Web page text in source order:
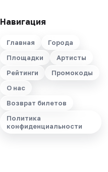
Навигация
Главная
Города
Площадки
Артисты
Рейтинги
Промокоды
О нас
Возврат билетов
Политика
конфиденциальности